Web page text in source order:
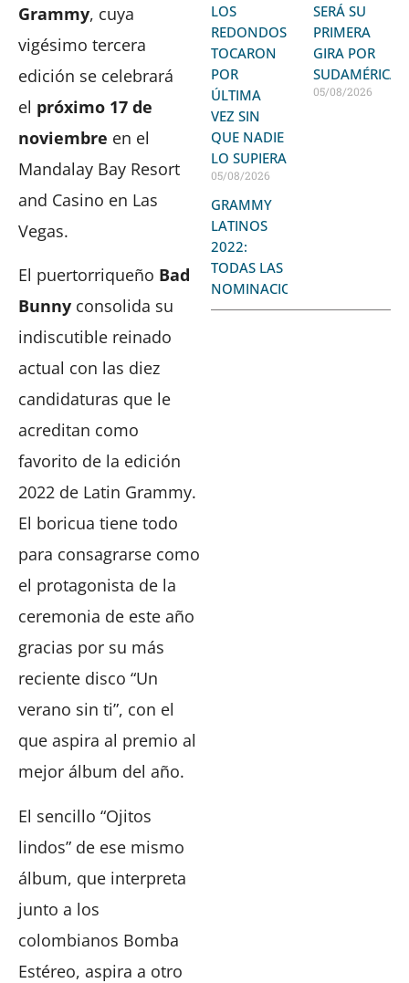
Grammy, cuya
vigésimo tercera
edición se celebrará
el próximo 17 de
noviembre en el
Mandalay Bay Resort
and Casino en Las
Vegas.
El puertorriqueño Bad
Bunny consolida su
indiscutible reinado
actual con las diez
candidaturas que le
acreditan como
favorito de la edición
2022 de Latin Grammy.
El boricua tiene todo
para consagrarse como
el protagonista de la
ceremonia de este año
gracias por su más
reciente disco “Un
verano sin ti”, con el
que aspira al premio al
mejor álbum del año.
El sencillo “Ojitos
lindos” de ese mismo
álbum, que interpreta
junto a los
colombianos Bomba
Estéreo, aspira a otro
LOS
REDONDOS
TOCARON
POR
ÚLTIMA
VEZ SIN
QUE NADIE
LO SUPIERA
05/08/2026
SERÁ SU
PRIMERA
GIRA POR
SUDAMÉRICA
05/08/2026
GRAMMY
LATINOS
2022:
TODAS LAS
NOMINACIONES